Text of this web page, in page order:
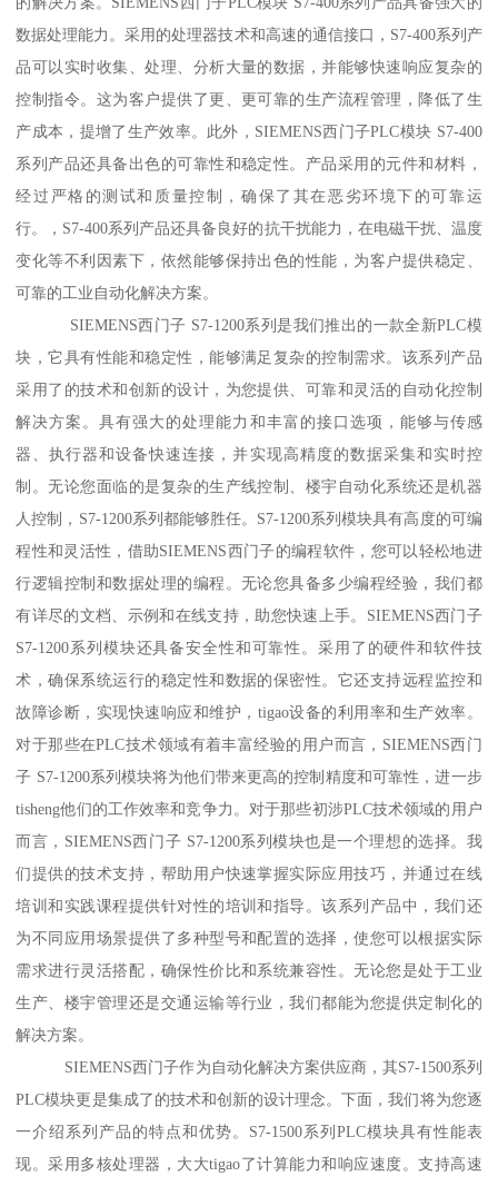
数据处理能力。采用的处理器技术和高速的通信接口，S7-400系列产
品可以实时收集、处理、分析大量的数据，并能够快速响应复杂的
控制指令。这为客户提供了更、更可靠的生产流程管理，降低了生
产成本，提增了生产效率。此外，SIEMENS西门子PLC模块 S7-400
系列产品还具备出色的可靠性和稳定性。产品采用的元件和材料，
经过严格的测试和质量控制，确保了其在恶劣环境下的可靠运
行。，S7-400系列产品还具备良好的抗干扰能力，在电磁干扰、温度
变化等不利因素下，依然能够保持出色的性能，为客户提供稳定、
可靠的工业自动化解决方案。
SIEMENS西门子 S7-1200系列是我们推出的一款全新PLC模
块，它具有性能和稳定性，能够满足复杂的控制需求。该系列产品
采用了的技术和创新的设计，为您提供、可靠和灵活的自动化控制
解决方案。具有强大的处理能力和丰富的接口选项，能够与传感
器、执行器和设备快速连接，并实现高精度的数据采集和实时控
制。无论您面临的是复杂的生产线控制、楼宇自动化系统还是机器
人控制，S7-1200系列都能够胜任。S7-1200系列模块具有高度的可编
程性和灵活性，借助SIEMENS西门子的编程软件，您可以轻松地进
行逻辑控制和数据处理的编程。无论您具备多少编程经验，我们都
有详尽的文档、示例和在线支持，助您快速上手。SIEMENS西门子
S7-1200系列模块还具备安全性和可靠性。采用了的硬件和软件技
术，确保系统运行的稳定性和数据的保密性。它还支持远程监控和
故障诊断，实现快速响应和维护，tigao设备的利用率和生产效率。
对于那些在PLC技术领域有着丰富经验的用户而言，SIEMENS西门
子 S7-1200系列模块将为他们带来更高的控制精度和可靠性，进一步
tisheng他们的工作效率和竞争力。对于那些初涉PLC技术领域的用户
而言，SIEMENS西门子 S7-1200系列模块也是一个理想的选择。我
们提供的技术支持，帮助用户快速掌握实际应用技巧，并通过在线
培训和实践课程提供针对性的培训和指导。该系列产品中，我们还
为不同应用场景提供了多种型号和配置的选择，使您可以根据实际
需求进行灵活搭配，确保性价比和系统兼容性。无论您是处于工业
生产、楼宇管理还是交通运输等行业，我们都能为您提供定制化的
解决方案。
SIEMENS西门子作为自动化解决方案供应商，其S7-1500系列
PLC模块更是集成了的技术和创新的设计理念。下面，我们将为您逐
一介绍系列产品的特点和优势。S7-1500系列PLC模块具有性能表
现。采用多核处理器，大大tigao了计算能力和响应速度。支持高速